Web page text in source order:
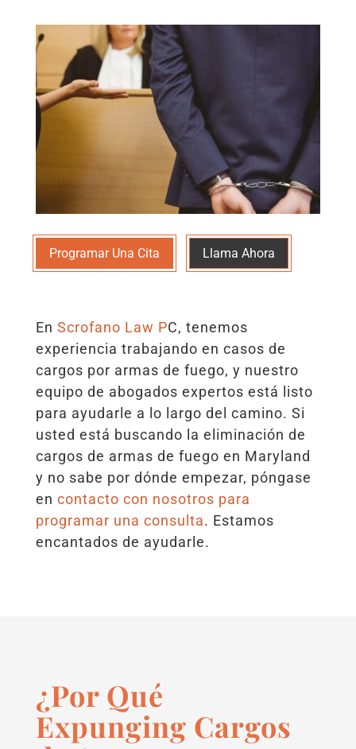
Programar Una Cita Llama Ahora
En Scrofano Law PC, tenemos
experiencia trabajando en casos de
cargos por armas de fuego, y nuestro
equipo de abogados expertos está listo
para ayudarle a lo largo del camino. Si
usted está buscando la eliminación de
cargos de armas de fuego en Maryland
y no sabe por dónde empezar, póngase
en contacto con nosotros para
programar una consulta. Estamos
encantados de ayudarle.
¿Por Qué
Expunging Cargos